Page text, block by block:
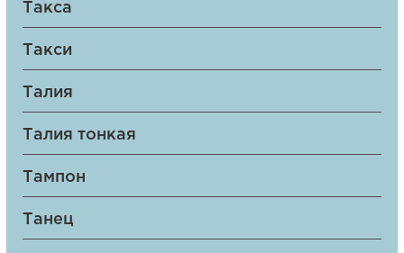
Такса
Такси
Талия
Талия тонкая
Тампон
Танец